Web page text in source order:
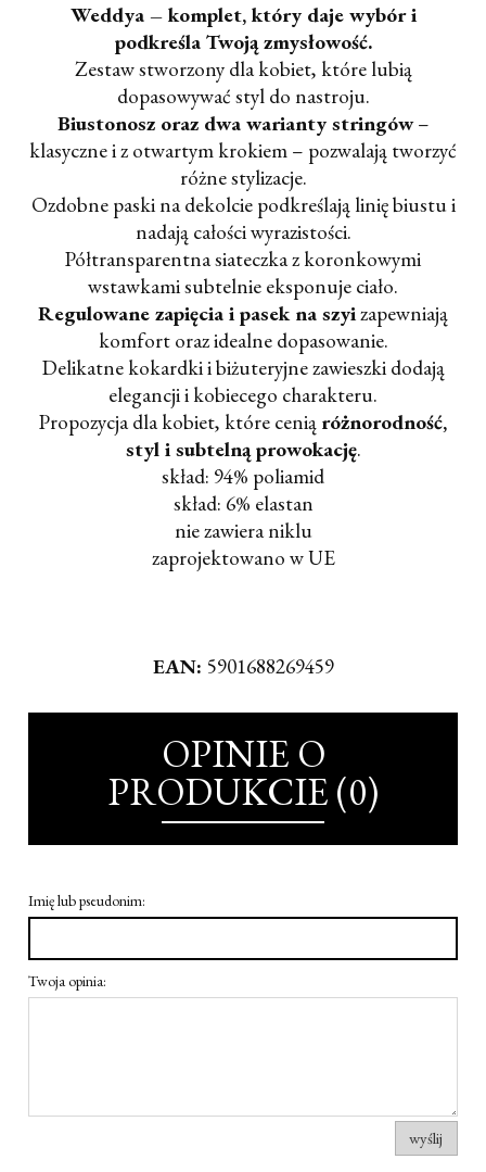
Weddya – komplet, który daje wybór i
podkreśla Twoją zmysłowość.
Zestaw stworzony dla kobiet, które lubią
dopasowywać styl do nastroju.
Biustonosz oraz dwa warianty stringów–
klasyczne i z otwartym krokiem – pozwalają tworzyć
różne stylizacje.
Ozdobne paski na dekolcie podkreślają linię biustu i
nadają całości wyrazistości.
Półtransparentna siateczka z koronkowymi
wstawkami subtelnie eksponuje ciało.
Regulowane zapięcia i pasek na szyizapewniają
komfort oraz idealne dopasowanie.
Delikatne kokardki i biżuteryjne zawieszki dodają
elegancji i kobiecego charakteru.
Propozycja dla kobiet, które cenią różnorodność,
styl i subtelną prowokację.
skład: 94% poliamid
skład: 6% elastan
nie zawiera niklu
zaprojektowano w UE
EAN: 5901688269459
OPINIE O
PRODUKCIE (0)
Imię lub pseudonim:
Twoja opinia:
wyślij